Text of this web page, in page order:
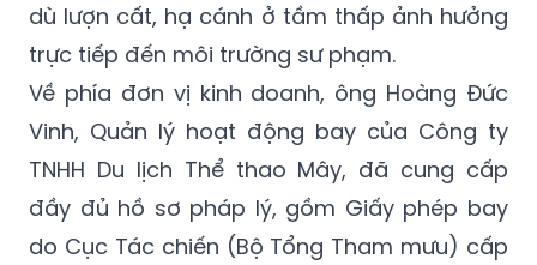
dù lượn cất, hạ cánh ở tầm thấp ảnh hưởng
trực tiếp đến môi trường sư phạm.
Về phía đơn vị kinh doanh, ông Hoàng Đức
Vinh, Quản lý hoạt động bay của Công ty
TNHH Du lịch Thể thao Mây, đã cung cấp
đầy đủ hồ sơ pháp lý, gồm Giấy phép bay
do Cục Tác chiến (Bộ Tổng Tham mưu) cấp